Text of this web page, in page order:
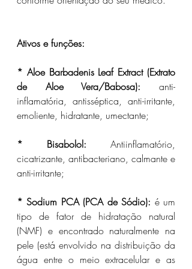
Ativos e funções:
* Aloe Barbadenis Leaf Extract (Extrato
de Aloe Vera/Babosa): anti-
inflamatória, antisséptica, anti-irritante,
emoliente, hidratante, umectante;
* Bisabolol: Antiinflamatório,
cicatrizante, antibacteriano, calmante e
anti-irritante;
* Sodium PCA (PCA de Sódio): é um
tipo de fator de hidratação natural
(NMF) e encontrado naturalmente na
pele (está envolvido na distribuição da
água entre o meio extracelular e as